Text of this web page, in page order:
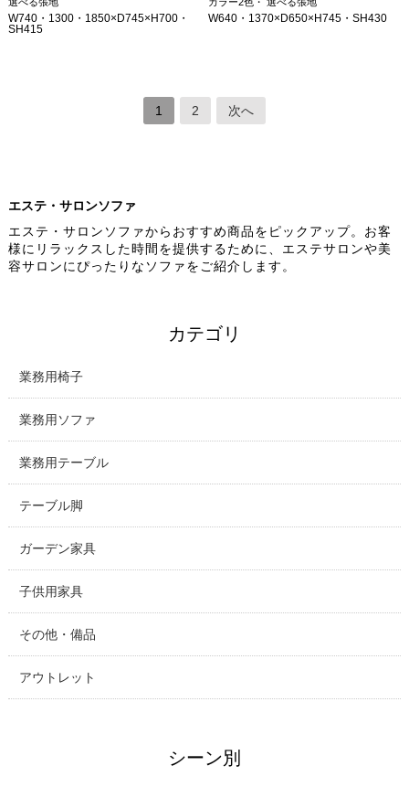
W740・1300・1850×D745×H700・
SH415
W640・1370×D650×H745・SH430
1 2 次へ
エステ・サロンソファ
エステ・サロンソファからおすすめ商品をピックアップ。お客
様にリラックスした時間を提供するために、エステサロンや美
容サロンにぴったりなソファをご紹介します。
カテゴリ
業務用椅子
業務用ソファ
業務用テーブル
テーブル脚
ガーデン家具
子供用家具
その他・備品
アウトレット
シーン別